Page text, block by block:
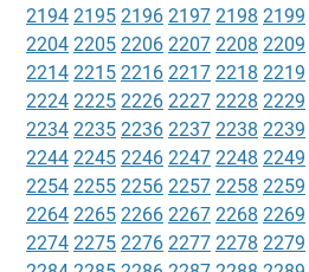
2194 2195 2196 2197 2198 2199
2204 2205 2206 2207 2208 2209
2214 2215 2216 2217 2218 2219
2224 2225 2226 2227 2228 2229
2234 2235 2236 2237 2238 2239
2244 2245 2246 2247 2248 2249
2254 2255 2256 2257 2258 2259
2264 2265 2266 2267 2268 2269
2274 2275 2276 2277 2278 2279